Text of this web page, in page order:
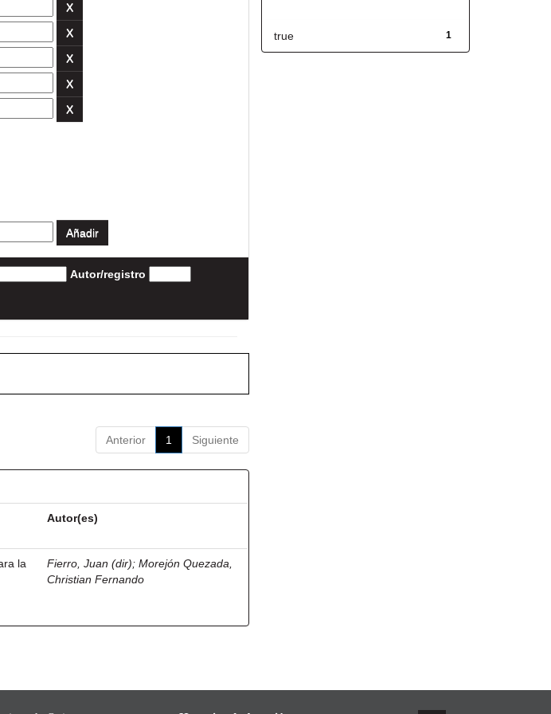
Autor/registro
Anterior 1 Siguiente
Autor(es)
la
Fierro, Juan (dir);Morejón Quezada,
Christian Fernando
1
true